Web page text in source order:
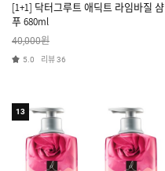
[1+1] 닥터그루트 애딕트 라임바질 샴
푸 680ml
40,000원
5.0 리뷰36
13